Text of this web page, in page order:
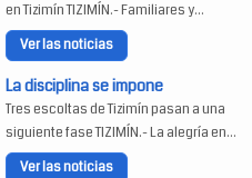
en Tizimín TIZIMÍN.- Familiares y...
Ver las noticias
La disciplina se impone
Tres escoltas de Tizimín pasan a una
siguiente fase TIZIMÍN.- La alegría en...
Ver las noticias